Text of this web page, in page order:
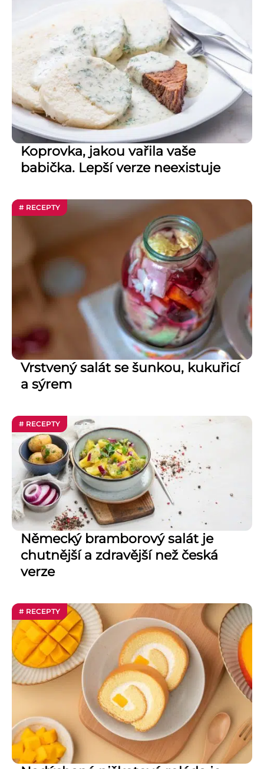
Koprovka, jakou vařila vaše
babička. Lepší verze neexistuje
# RECEPTY
Vrstvený salát se šunkou, kukuřicí
a sýrem
# RECEPTY
Německý bramborový salát je
chutnější a zdravější než česká
verze
# RECEPTY